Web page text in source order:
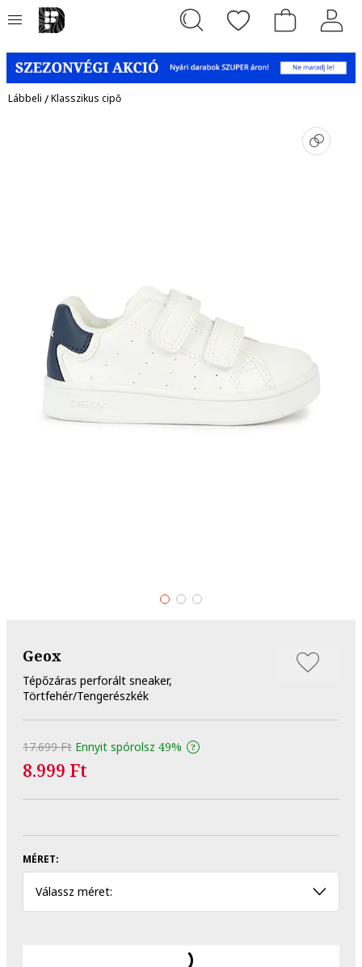
Lábbeli /Klasszikus cipő
Geox
Tépőzáras perforált sneaker,
Törtfehér/Tengerészkék
17.699 Ft Ennyit spórolsz 49%
8.999 Ft
MÉRET:
Válassz méret: